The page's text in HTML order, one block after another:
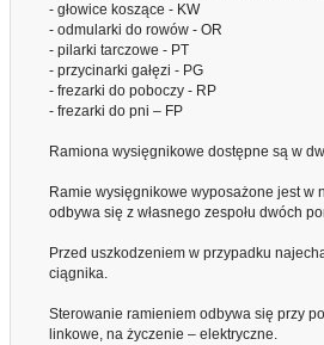
- głowice koszące - KW
- odmularki do rowów - OR
- pilarki tarczowe - PT
- przycinarki gałęzi - PG
- frezarki do poboczy - RP
- frezarki do pni – FP
Ramiona wysięgnikowe dostępne są w
Ramie wysięgnikowe wyposażone jest w
odbywa się z własnego zespołu dwóch
Przed uszkodzeniem w przypadku
ciągnika.
Sterowanie ramieniem odbywa się przy
linkowe, na życzenie – elektryczne.